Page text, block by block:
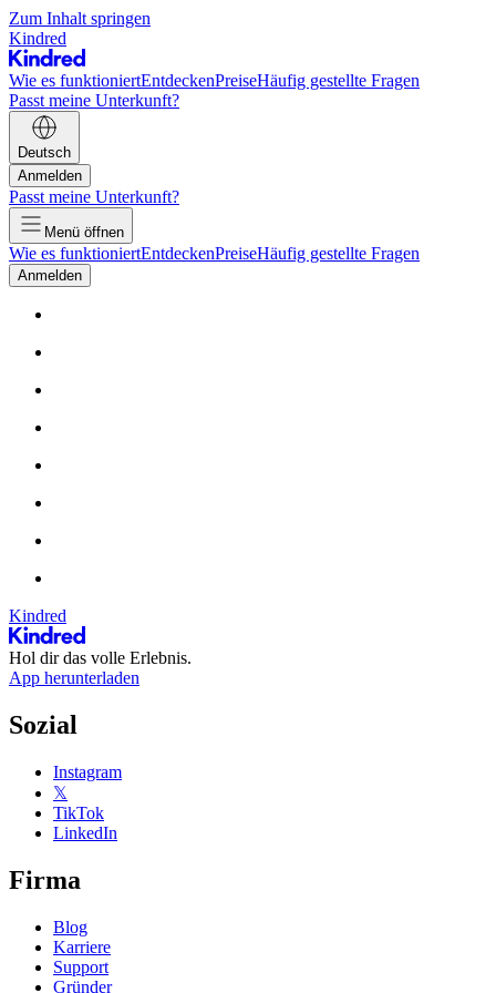
Zum Inhalt springen
Kindred
Wie es funktioniertEntdeckenPreiseHäufig gestellte Fragen
Passt meine Unterkunft?
Deutsch
Anmelden
Passt meine Unterkunft?
Menü öffnen
Wie es funktioniertEntdeckenPreiseHäufig gestellte Fragen
Anmelden
Kindred
Hol dir das volle Erlebnis.
App herunterladen
Sozial
Instagram
𝕏
TikTok
LinkedIn
Firma
Blog
Karriere
Support
Gründer